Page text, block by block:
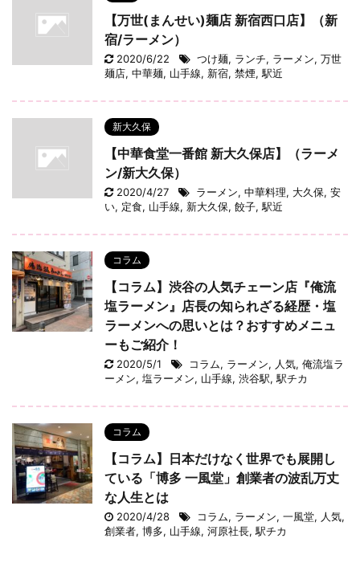
【万世(まんせい)麺店 新宿西口店】（新
宿/ラーメン）
2020/6/22 つけ麺, ランチ, ラーメン, 万世
麺店, 中華麺, 山手線, 新宿, 禁煙, 駅近
新大久保
【中華食堂一番館 新大久保店】（ラーメ
ン/新大久保）
2020/4/27 ラーメン, 中華料理, 大久保, 安
い, 定食, 山手線, 新大久保, 餃子, 駅近
コラム
【コラム】渋谷の人気チェーン店『俺流
塩ラーメン』店長の知られざる経歴・塩
ラーメンへの思いとは？おすすめメニュ
ーもご紹介！
2020/5/1 コラム, ラーメン, 人気, 俺流塩ラ
ーメン, 塩ラーメン, 山手線, 渋谷駅, 駅チカ
コラム
【コラム】日本だけなく世界でも展開し
ている「博多 一風堂」創業者の波乱万丈
な人生とは
2020/4/28 コラム, ラーメン, 一風堂, 人気,
創業者, 博多, 山手線, 河原社長, 駅チカ